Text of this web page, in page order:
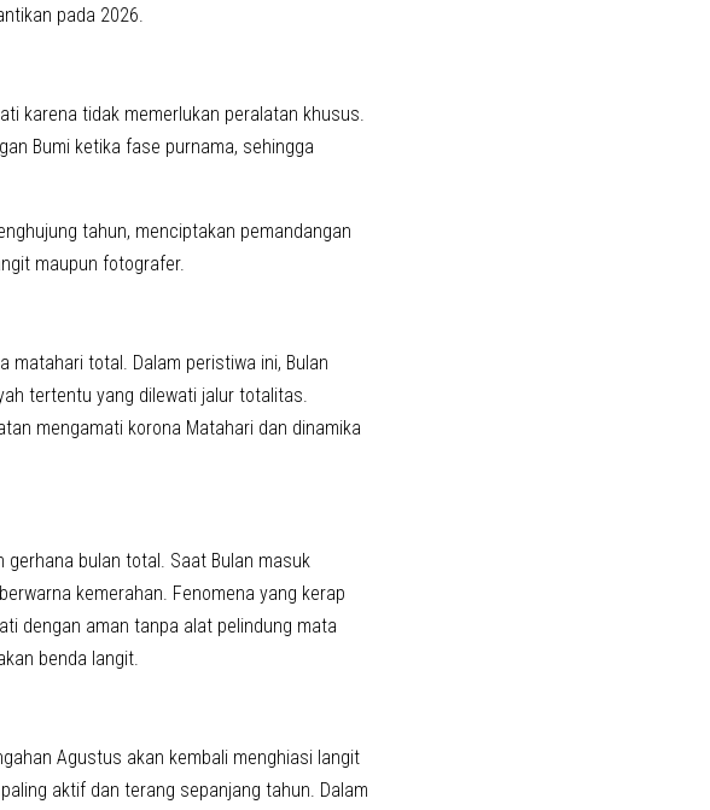
pada 2026.
karena tidak memerlukan peralatan khusus.
Bumi ketika fase purnama, sehingga
tahun, menciptakan pemandangan
maupun fotografer.
matahari total. Dalam peristiwa ini, Bulan
tertentu yang dilewati jalur totalitas.
mengamati korona Matahari dan dinamika
bulan total. Saat Bulan masuk
kemerahan. Fenomena yang kerap
dengan aman tanpa alat pelindung mata
benda langit.
Agustus akan kembali menghiasi langit
aktif dan terang sepanjang tahun. Dalam